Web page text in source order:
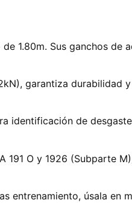
1.80m. Sus ganchos de
garantiza durabilidad
identificación de
O y 1926 (Subparte
entrenamiento, úsala en